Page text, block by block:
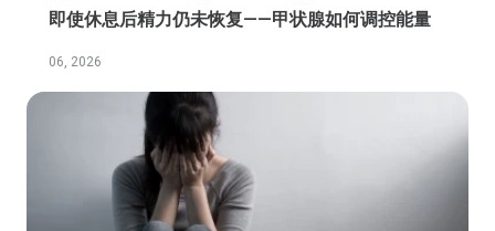
即使休息后精力仍未恢复——甲状腺如何调控能量
06, 2026